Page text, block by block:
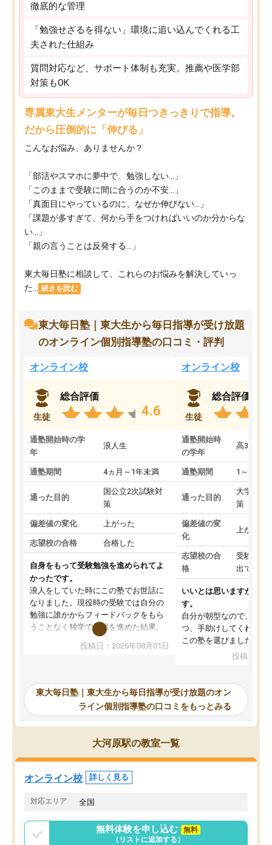
徹底的な管理
「勉強せざるを得ない」環境に追い込んでくれる工
夫された仕組み
質問対応など、サポート体制も充実。推薦や医学部
対策もOK
専属東大生メンターが毎日つきっきりで指導。
だから圧倒的に「伸びる」
こんなお悩み、ありませんか？
「部活やスマホに夢中で、勉強しない…」
「このままで受験に間に合うのか不安…」
「真面目にやっているのに、なぜか伸びない…」
「課題が多すぎて、何から手をつければいいのか分からな
い…」
「親の言うことは反発する…」
東大毎日塾に相談して、これらのお悩みを解決していっ
た...
続きを読む
東大毎日塾｜東大生から毎日指導が受け放題
のオンライン個別指導塾の口コミ・評判
オンライン校
生徒
総合評価
4.6
通塾開始時の学
年
浪人生
通塾期間 4ヵ月～1年未満
通った目的
国公立2次試験対
策
偏差値の変化 上がった
志望校の合格 合格した
自身をもって受験勉強を進められてよ
かったです。
浪人をしていた時にこの塾でお世話に
なりました。現役時の受験では自分の
勉強に誰かからフィードバックをもら
うことなく独学で勉強を進めた結果、
入試本番に地歴の学習が間に合わず不
合格となってしまいました。その経験
東大毎日塾にたどり着きました。学習
の長期計画や日々の勉強のやり方につ
いて客観的なアドバイスをいただけた
ので、自信をもって受験勉強を進める
ことができました。自分のように勉強
のやり方や進捗管理で苦労している方
には特におすすめしたい塾です。
投稿日：2026年08月01日
オンライン校
生徒
総合評価
通塾開始時
の学年
高3
通塾期間 1～3ヵ月
通った目的
大学入学
策
偏差値の変
化
上がった
志望校の合
格
受験して
出ていな
いいとは思いますが、料
す。
自分が朝型なので、自習
つ、手助けしてくれる設
この塾を選びました。
投稿日：
東大毎日塾｜東大生から毎日指導が受け放題のオン
ライン個別指導塾の口コミをもっとみる
大河原駅の教室一覧
オンライン校 詳しく見る
対応エリア 全国
無料体験を申し込む
無料
（リストに追加する）